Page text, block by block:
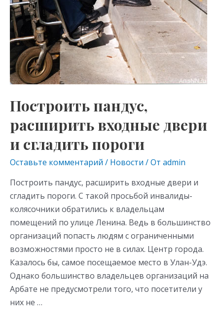
Построить пандус,
расширить входные двери
и сгладить пороги
Оставьте комментарий / Новости / От admin
Построить пандус, расширить входные двери и
сгладить пороги. С такой просьбой инвалиды-
колясочники обратились к владельцам
помещений по улице Ленина. Ведь в большинство
организаций попасть людям с ограниченными
возможностями просто не в силах. Центр города.
Казалось бы, самое посещаемое место в Улан-Удэ.
Однако большинство владельцев организаций на
Арбате не предусмотрели того, что посетители у
них не …
и
сгладить
пороги